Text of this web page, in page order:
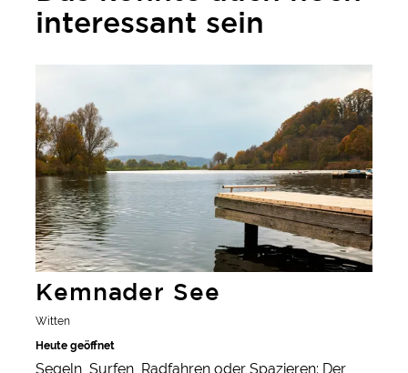
interessant sein
Kemnader See
Witten
Heute geöffnet
Segeln, Surfen, Radfahren oder Spazieren: Der